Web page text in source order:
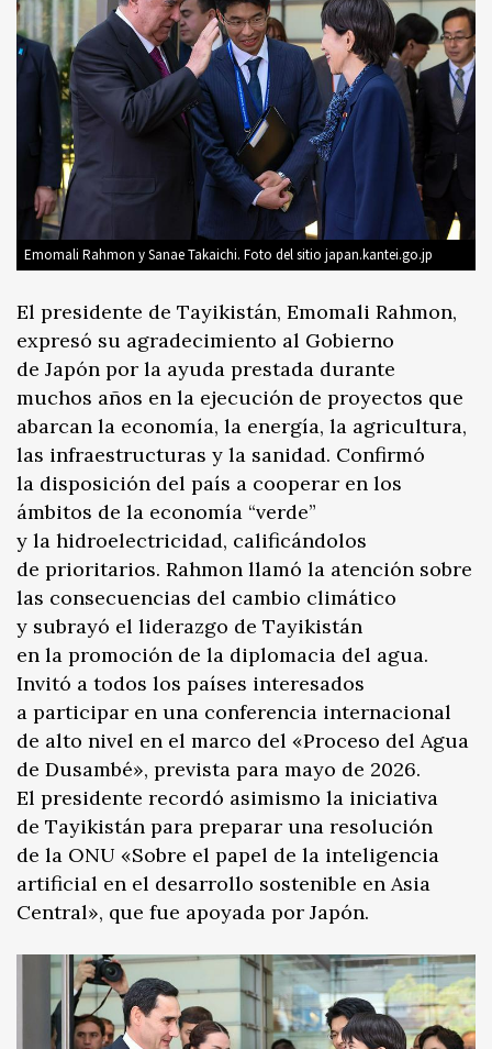
Emomali Rahmon y Sanae Takaichi. Foto del sitio japan.kantei.go.jp
El presidente de Tayikistán, Emomali Rahmon,
expresó su agradecimiento al Gobierno
de Japón por la ayuda prestada durante
muchos años en la ejecución de proyectos que
abarcan la economía, la energía, la agricultura,
las infraestructuras y la sanidad. Confirmó
la disposición del país a cooperar en los
ámbitos de la economía “verde”
y la hidroelectricidad, calificándolos
de prioritarios. Rahmon llamó la atención sobre
las consecuencias del cambio climático
y subrayó el liderazgo de Tayikistán
en la promoción de la diplomacia del agua.
Invitó a todos los países interesados
a participar en una conferencia internacional
de alto nivel en el marco del «Proceso del Agua
de Dusambé», prevista para mayo de 2026.
El presidente recordó asimismo la iniciativa
de Tayikistán para preparar una resolución
de la ONU «Sobre el papel de la inteligencia
artificial en el desarrollo sostenible en Asia
Central», que fue apoyada por Japón.